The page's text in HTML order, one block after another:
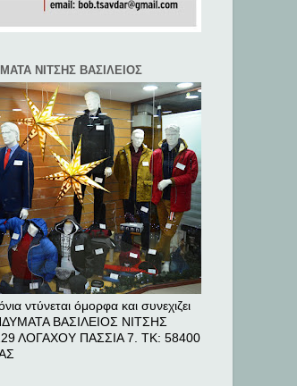
ΝΙΤΣΗΣ ΒΑΣΙΛΕΙΟΣ
ντύνεται όμορφα και συνεχιζει
ΒΑΣΙΛΕΙΟΣ ΝΙΤΣΗΣ
ΛΟΓΑΧΟΥ ΠΑΣΣΙΑ 7. ΤΚ: 58400